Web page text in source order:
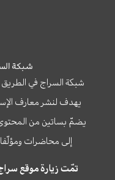
شبكة
شبكة السراج في الطريق
يهدف لنشر معارف
يضمّ بساتين من
إلى محاضرات